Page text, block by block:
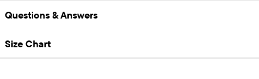
Questions & Answers
Size Chart